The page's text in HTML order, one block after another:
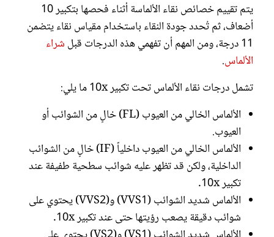
يتم تقييم خصائص نقاء الألماسة أثناء فحصها بتكبير 10
أضعاف، ثم تُحدد جودة النقاء باستخدام مقياس نقاء يتضمن
11 درجة، ومن المهم أن تفهمي هذه الدرجات قبل
شراء
الألماس.
تشمل درجات نقاء الألماس تحت تكبير 10x ما يلي:
الألماس الخالي من العيوب (FL) خالٍ من الشوائب أو
العيوب.
الألماس الخالي من العيوب داخلياً (IF) خالٍ من الشوائب
الداخلية، ولكن قد تظهر عليه شوائب سطحية طفيفة عند
تكبير 10x.
الألماس شديد الشوائب (VVS1) و(VVS2) يحتوي على
شوائب دقيقة يصعب رؤيتها حتى عند تكبير 10x.